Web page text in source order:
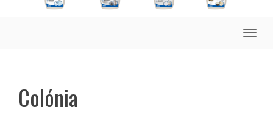
Toggle
Colónia